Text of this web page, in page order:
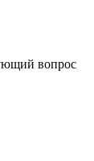
вопрос